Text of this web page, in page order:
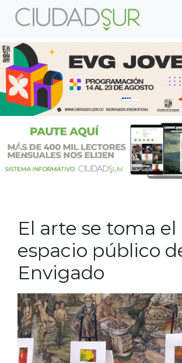
Previous
Previous
El arte se toma el
espacio público
Envigado